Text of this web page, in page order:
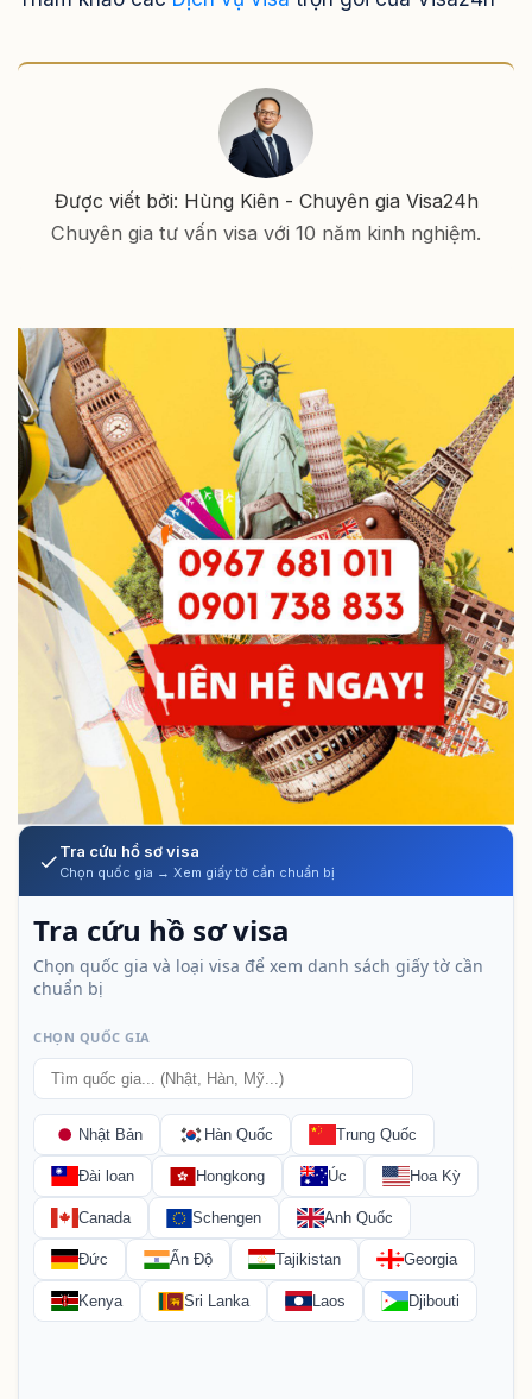
Được viết bởi: Hùng Kiên - Chuyên gia Visa24h
Chuyên gia tư vấn visa với 10 năm kinh nghiệm.
Tra cứu hồ sơ visa
Chọn quốc gia → Xem giấy tờ cần chuẩn bị